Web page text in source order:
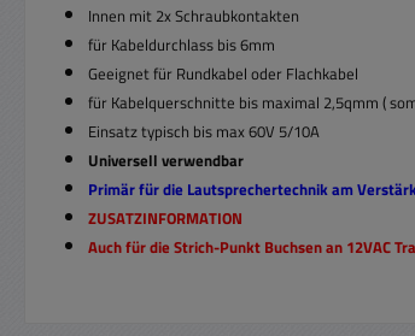
Innen mit 2x Schraubkontakten
für Kabeldurchlass bis 6mm
Geeignet für Rundkabel oder Flachkabel
für Kabelquerschnitte bis maximal 2,5qmm (
Einsatz typisch bis max 60V 5/10A
Universell verwendbar
Primär für die Lautsprechertechnik am
ZUSATZINFORMATION
Auch für die Strich-Punkt Buchsen an 12VAC